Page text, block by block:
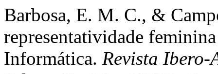
Barbosa, E. M. C., &
representatividade
Informática. Revista Ibero-